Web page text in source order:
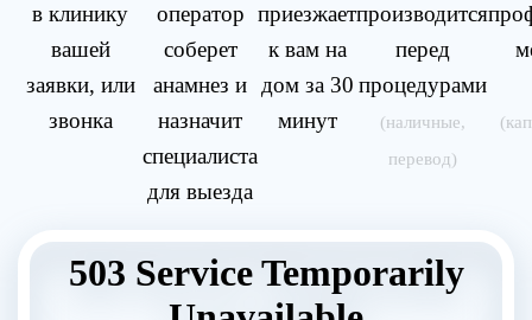
в клинику
вашей
заявки, или
звонка
оператор
соберет
анамнез и
назначит
специалиста
для выезда
приезжает
к вам на
дом за 30
минут
производится
перед
процедурами
(наличные,
перевод)